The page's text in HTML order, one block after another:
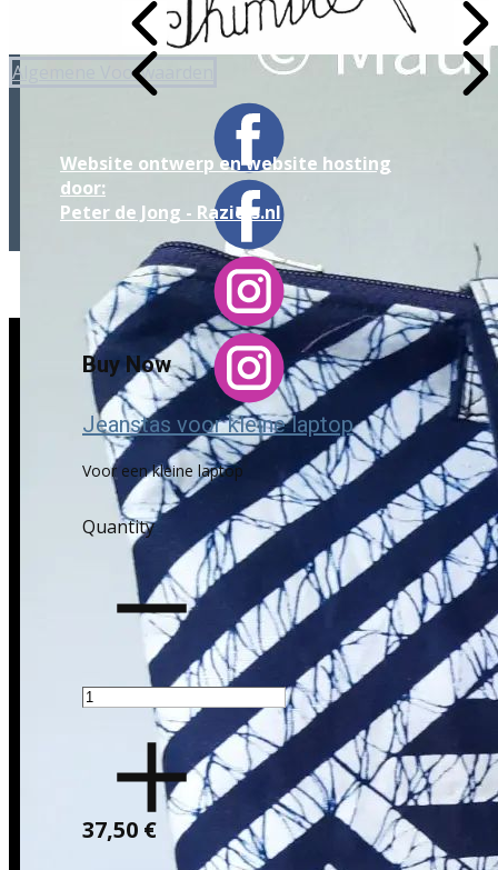
Algemene Voorwaarden
Website ontwerp en website hosting
door:
Peter de Jong - Raziels.nl
Buy Now
Jeanstas voor kleine laptop
Voor een kleine laptop
Quantity
37,50 €